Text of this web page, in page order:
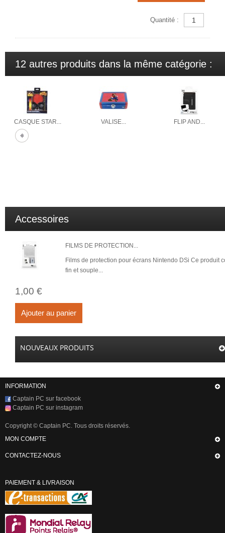
Quantité :
12 autres produits dans la même catégorie :
CASQUE STAR... VALISE... FLIP AND...
Accessoires
FILMS DE PROTECTION...
Films de protection pour écrans Nintendo DSi Ce produit
fin et souple...
1,00 €
Ajouter au panier
NOUVEAUX PRODUITS
INFORMATION
Captain PC sur facebook
Captain PC sur instagram
Copyright © Captain PC. Tous droits réservés.
MON COMPTE
CONTACTEZ-NOUS
PAIEMENT & LIVRAISON